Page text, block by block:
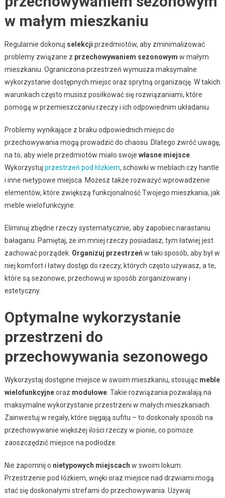
w małym mieszkaniu
Regularnie dokonuj selekcji przedmiotów, aby zminimalizować
problemy związane z przechowywaniem sezonowym w małym
mieszkaniu. Ograniczona przestrzeń wymusza maksymalne
wykorzystanie dostępnych miejsc oraz sprytną organizację. W takich
warunkach często musisz posiłkować się rozwiązaniami, które
pomogą w przemieszczaniu rzeczy i ich odpowiednim układaniu.
Problemy wynikające z braku odpowiednich miejsc do
przechowywania mogą prowadzić do chaosu. Dlatego zwróć uwagę,
na to, aby wiele przedmiotów miało swoje własne miejsce.
Wykorzystuj przestrzeń pod łóżkiem, schowki w meblach czy hantle
i inne nietypowe miejsca. Możesz także rozważyć wprowadzenie
elementów, które zwiększą funkcjonalność Twojego mieszkania, jak
meble wielofunkcyjne.
Eliminuj zbędne rzeczy systematycznie, aby zapobiec narastaniu
bałaganu. Pamiętaj, że im mniej rzeczy posiadasz, tym łatwiej jest
zachować porządek. Organizuj przestrzeń w taki sposób, aby był w
niej komfort i łatwy dostęp do rzeczy, których często używasz, a te,
które są sezonowe, przechowuj w sposób zorganizowany i
estetyczny.
Optymalne wykorzystanie
przestrzeni do
przechowywania sezonowego
Wykorzystaj dostępne miejsce w swoim mieszkaniu, stosując meble
wielofunkcyjneoraz modułowe. Takie rozwiązania pozwalają na
maksymalne wykorzystanie przestrzeni w małych mieszkaniach.
Zainwestuj w regały, które sięgają sufitu – to doskonały sposób na
przechowywanie większej ilości rzeczy w pionie, co pomoże
zaoszczędzić miejsce na podłodze.
Nie zapomnij o nietypowych miejscach w swoim lokum.
Przestrzenie pod łóżkiem, wnęki oraz miejsce nad drzwiami mogą
stać się doskonałymi strefami do przechowywania. Używaj